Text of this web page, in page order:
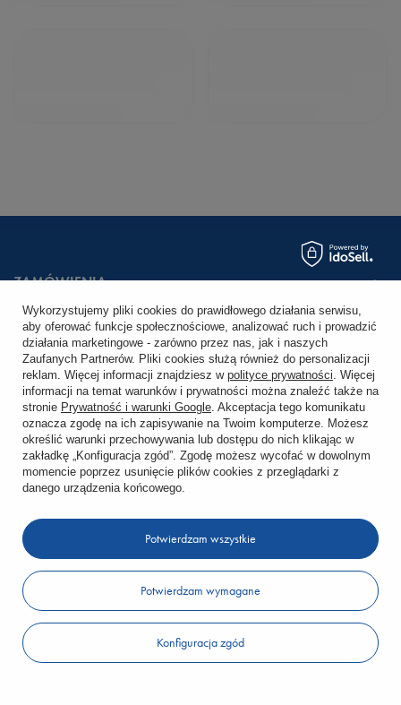
ZAMÓWIENIA
Status zamówienia
Śledzenie przesyłki
Chcę zareklamować produkt
Chcę zwrócić produkt
Chcę wymienić towar
KONTO
REGULAMINY
KONTAKT
Wykorzystujemy pliki cookies do prawidłowego działania serwisu,
aby oferować funkcje społecznościowe, analizować ruch i prowadzić
działania marketingowe - zarówno przez nas, jak i naszych
Zaufanych Partnerów. Pliki cookies służą również do personalizacji
reklam. Więcej informacji znajdziesz w polityce prywatności. Więcej
informacji na temat warunków i prywatności można znaleźć także na
stronie Prywatność i warunki Google. Akceptacja tego komunikatu
oznacza zgodę na ich zapisywanie na Twoim komputerze. Możesz
określić warunki przechowywania lub dostępu do nich klikając w
zakładkę „Konfiguracja zgód”. Zgodę możesz wycofać w dowolnym
momencie poprzez usunięcie plików cookies z przeglądarki z
danego urządzenia końcowego.
Potwierdzam wymagane
Konfiguracja zgód
Potwierdzam wszystkie